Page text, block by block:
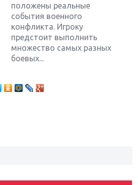
положены реальные
события военного
конфликта. Игроку
предстоит выполнить
множество самых разных
боевых...